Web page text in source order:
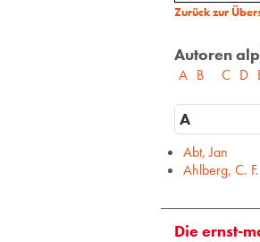
Zurück zur
Autoren
A B C D
A
Abt, Jan
Ahlberg, C. F.
Die ernst-